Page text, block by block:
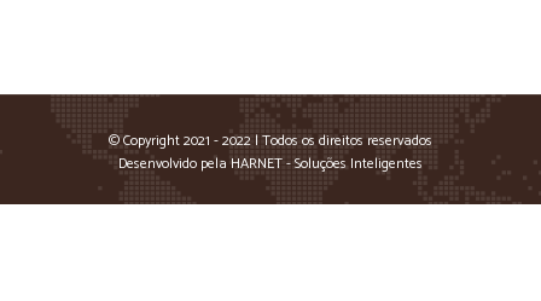
© Copyright 2021 - 2022 | Todos os direitos reservados
Desenvolvido pela HARNET - Soluções Inteligentes